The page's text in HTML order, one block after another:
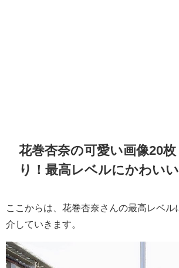
花巻杏奈の可愛い画像20枚
り！最高レベルにかわいい
ここからは、花巻杏奈さんの最高レベル
介していきます。